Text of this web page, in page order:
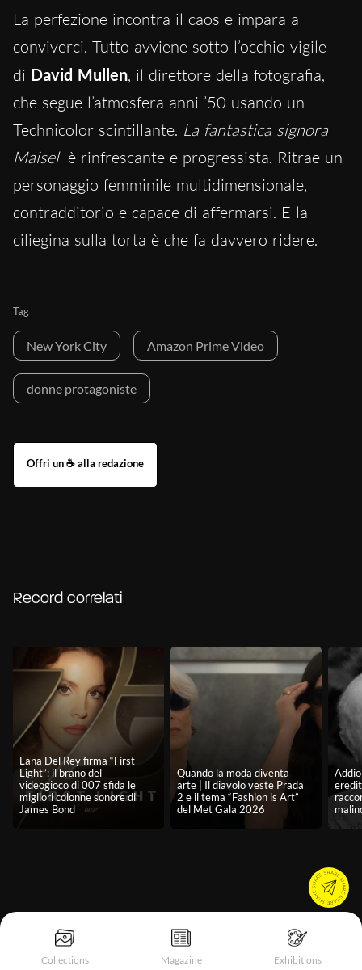
Collections Magazine Exhibitions
La perfezione incontra il caos e impara a
conviverci. Tutto avviene sotto l’occhio vigile
di David Mullen, il direttore della fotografia,
che segue l’atmosfera anni ’50 usando un
Technicolor scintillante. La fantastica signora
Maisel è rinfrescante e progressista. Ritrae un
personaggio femminile multidimensionale,
contradditorio e capace di affermarsi. E la
ciliegina sulla torta è che fa davvero ridere.
Tag
New York City Amazon Prime Video
donne protagoniste
Record correlati
Lana Del Rey firma “First
Light”: il brano del
videogioco di 007 sfida le
migliori colonne sonore di
James Bond
Quando la moda diventa
arte | Il diavolo veste Prada
2 e il tema “Fashion is Art”
del Met Gala 2026
Informativa sulla raccolta